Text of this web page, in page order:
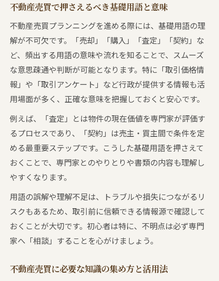
不動産売買の三大タブーとその回避策を解
説
やめた方がいい不動産会社の特徴を知る方
法
不動産売買で起こりうる利益相反のリスク
とは
囲い込みや強引な営業への正しい対応方法
誤った対応でトラブルになるケースと回避
法
取引リスクを回避する具体策とヒント
不動産売買でリスクを避けるための事前対
不動産売買契約書の重要ポイントを徹底確
認
不動産売買における欠陥や虚偽申告の見抜
き方
不動産売買でよくあるトラブル事例と対応
不動産売買で押さえるべき基礎用語と意味
不動産売買プランニングを進める際には、基礎用語の理
解が不可欠です。「売却」「購入」「査定」「契約」な
ど、頻出する用語の意味や流れを知ることで、スムーズ
な意思疎通や判断が可能となります。特に「取引価格情
報」や「取引アンケート」など行政が提供する情報も活
用場面が多く、正確な意味を把握しておくと安心です。
例えば、「査定」とは物件の現在価値を専門家が評価す
るプロセスであり、「契約」は売主・買主間で条件を定
める最重要ステップです。こうした基礎用語を押さえて
おくことで、専門家とのやりとりや書類の内容も理解し
やすくなります。
用語の誤解や理解不足は、トラブルや損失につながるリ
スクもあるため、取引前に信頼できる情報源で確認して
おくことが大切です。初心者は特に、不明点は必ず専門
家へ「相談」することを心がけましょう。
不動産売買に必要な知識の集め方と活用法